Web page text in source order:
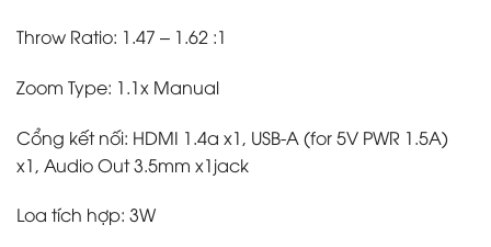
Throw Ratio: 1.47 – 1.62 :1
Zoom Type: 1.1x Manual
Cổng kết nối: HDMI 1.4a x1, USB-A (for 5V PWR 1.5A)
x1, Audio Out 3.5mm x1jack
Loa tích hợp: 3W